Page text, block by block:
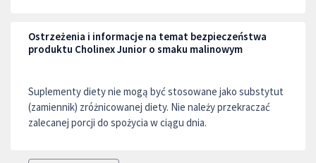
Ostrzeżenia i informacje na temat bezpieczeństwa
produktu Cholinex Junior o smaku malinowym
Suplementy diety nie mogą być stosowane jako substytut
(zamiennik) zróżnicowanej diety. Nie należy przekraczać
zalecanej porcji do spożycia w ciągu dnia.